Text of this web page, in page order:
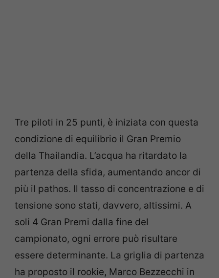
Tre piloti in 25 punti, è iniziata con questa
condizione di equilibrio il Gran Premio
della Thailandia. L’acqua ha ritardato la
partenza della sfida, aumentando ancor di
più il pathos. Il tasso di concentrazione e di
tensione sono stati, davvero, altissimi. A
soli 4 Gran Premi dalla fine del
campionato, ogni errore può risultare
essere determinante. La griglia di partenza
ha proposto il rookie, Marco Bezzecchi in